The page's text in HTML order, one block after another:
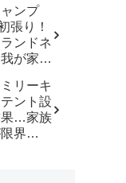
ャンプ
張り！
ンドネ
が家で
ゾート
- パ
リーキ
ント設
果…家族
界